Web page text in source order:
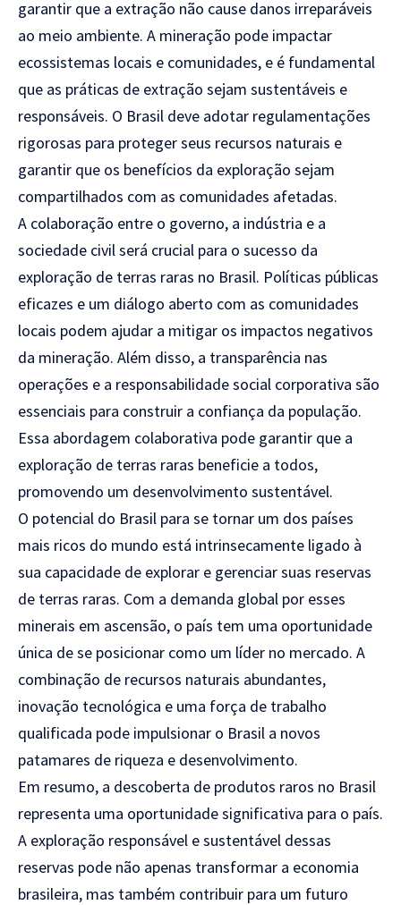
garantir que a extração não cause danos irreparáveis
ao meio ambiente. A mineração pode impactar
ecossistemas locais e comunidades, e é fundamental
que as práticas de extração sejam sustentáveis e
responsáveis. O Brasil deve adotar regulamentações
rigorosas para proteger seus recursos naturais e
garantir que os benefícios da exploração sejam
compartilhados com as comunidades afetadas.
A colaboração entre o governo, a indústria e a
sociedade civil será crucial para o sucesso da
exploração de terras raras no Brasil. Políticas públicas
eficazes e um diálogo aberto com as comunidades
locais podem ajudar a mitigar os impactos negativos
da mineração. Além disso, a transparência nas
operações e a responsabilidade social corporativa são
essenciais para construir a confiança da população.
Essa abordagem colaborativa pode garantir que a
exploração de terras raras beneficie a todos,
promovendo um desenvolvimento sustentável.
O potencial do Brasil para se tornar um dos países
mais ricos do mundo está intrinsecamente ligado à
sua capacidade de explorar e gerenciar suas reservas
de terras raras. Com a demanda global por esses
minerais em ascensão, o país tem uma oportunidade
única de se posicionar como um líder no mercado. A
combinação de recursos naturais abundantes,
inovação tecnológica e uma força de trabalho
qualificada pode impulsionar o Brasil a novos
patamares de riqueza e desenvolvimento.
Em resumo, a descoberta de produtos raros no Brasil
representa uma oportunidade significativa para o país.
A exploração responsável e sustentável dessas
reservas pode não apenas transformar a economia
brasileira, mas também contribuir para um futuro